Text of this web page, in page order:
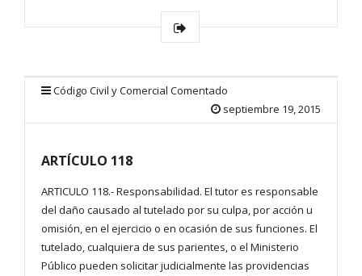
Código Civil y Comercial Comentado
septiembre 19, 2015
ARTÍCULO 118
ARTICULO 118.- Responsabilidad. El tutor es responsable
del daño causado al tutelado por su culpa, por acción u
omisión, en el ejercicio o en ocasión de sus funciones. El
tutelado, cualquiera de sus parientes, o el Ministerio
Público pueden solicitar judicialmente las providencias